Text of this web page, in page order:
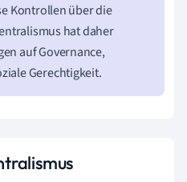
Kontrollen über die
hat daher
auf Governance,
Gerechtigkeit.